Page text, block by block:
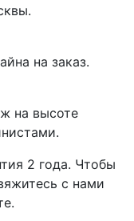
на заказ.
на высоте
2 года. Чтобы
с нами